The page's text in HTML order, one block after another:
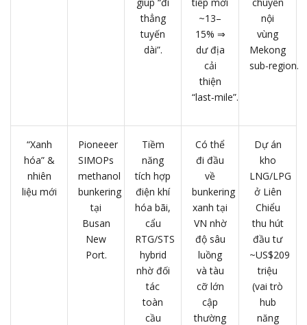
thẳng
tuyến
dài”.
~13–
15% ⇒
dư địa
cải
thiện
“last‑mile”.
nội
vùng
Mekong
sub‑region.
“Xanh
hóa” &
nhiên
liệu mới
Pioneeer
SIMOPs
methanol
bunkering
tại
Busan
New
Port.
Tiềm
năng
tích hợp
điện khí
hóa bãi,
cẩu
RTG/STS
hybrid
nhờ đối
tác
toàn
cầu
Có thể
đi đầu
về
bunkering
xanh tại
VN nhờ
độ sâu
luồng
và tàu
cỡ lớn
cập
thường
Dự án
kho
LNG/LPG
ở Liên
Chiểu
thu hút
đầu tư
~US$209
triệu
(vai trò
hub
năng